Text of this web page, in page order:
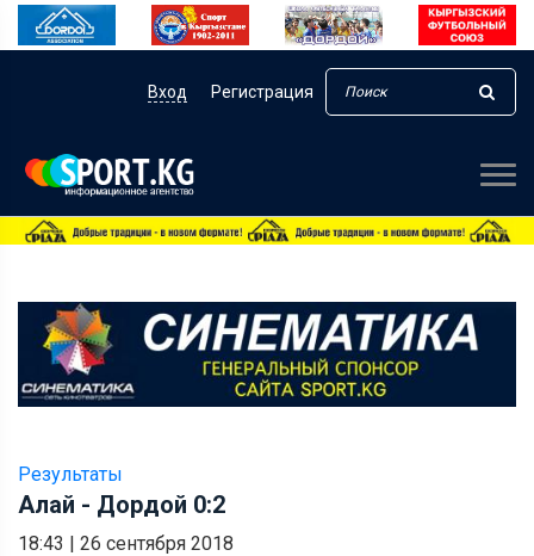
Вход Регистрация
Результаты
Алай - Дордой 0:2
18:43 | 26 сентября 2018